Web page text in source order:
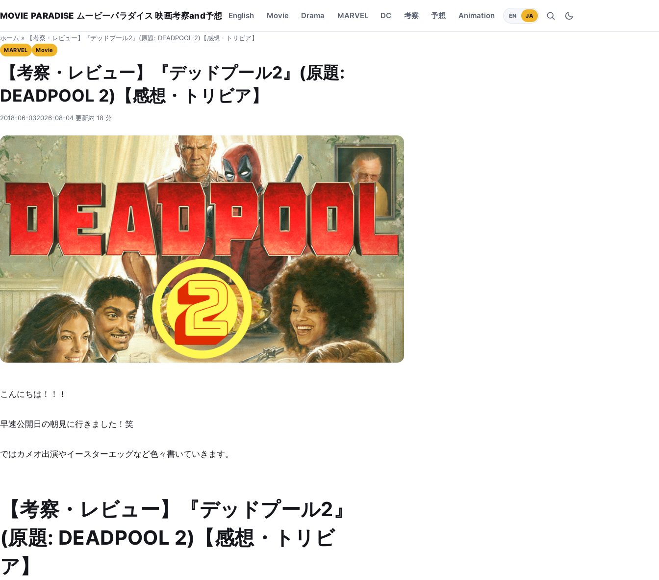
MOVIE PARADISE ムービーパラダイス 映画考察and予想 English Movie Drama MARVEL DC 考察 予想 Animation EN JA 検索 ダークモードに切り替え
ホーム » 【考察・レビュー】『デッドプール2』(原題: DEADPOOL 2)【感想・トリビア】
MARVEL Movie
【考察・レビュー】『デッドプール2』(原題:
DEADPOOL 2)【感想・トリビア】
2018-06-032026-08-04 更新約 18 分
こんにちは！！！
早速公開日の朝見に行きました！笑
ではカメオ出演やイースターエッグなど色々書いていきます。
【考察・レビュー】『デッドプール2』
(原題: DEADPOOL 2)【感想・トリビ
ア】